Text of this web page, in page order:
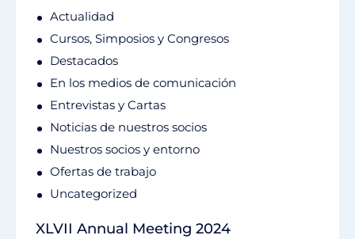
Actualidad
Cursos, Simposios y Congresos
Destacados
En los medios de comunicación
Entrevistas y Cartas
Noticias de nuestros socios
Nuestros socios y entorno
Ofertas de trabajo
Uncategorized
XLVII Annual Meeting 2024